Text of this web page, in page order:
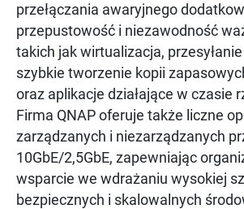
przełączania awaryjnego
przepustowość i niezawodność
takich jak wirtualizacja,
szybkie tworzenie kopii
oraz aplikacje działające w czasie
Firma QNAP oferuje także liczne
zarządzanych i niezarządzanych
10GbE/2,5GbE, zapewniając
wsparcie we wdrażaniu wysokiej
bezpiecznych i skalowalnych